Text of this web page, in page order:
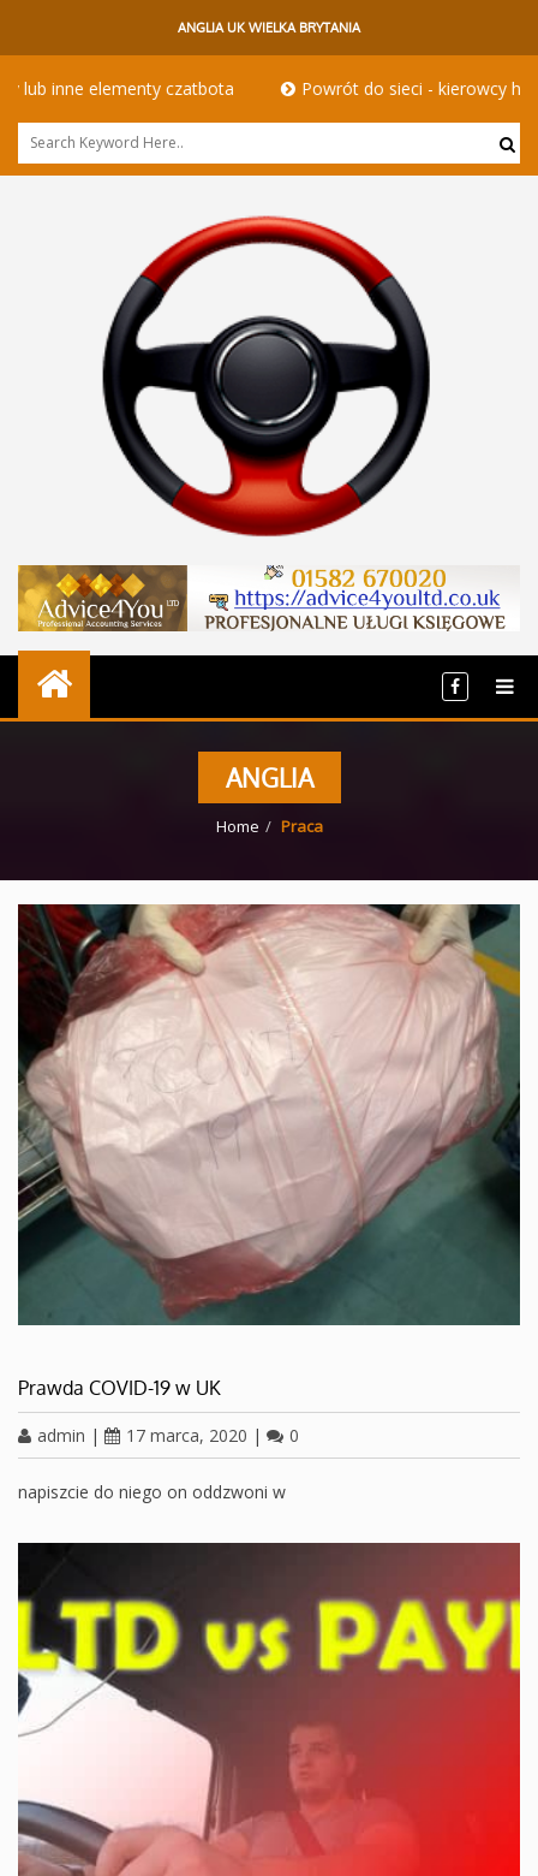
ANGLIA UK WIELKA BRYTANIA
Powrót do sieci - kierowcy hgv w innym wydaniu
ANGLIA
Home Praca
Prawda COVID-19 w UK
admin | 17 marca, 2020 | 0
napiszcie do niego on oddzwoni w